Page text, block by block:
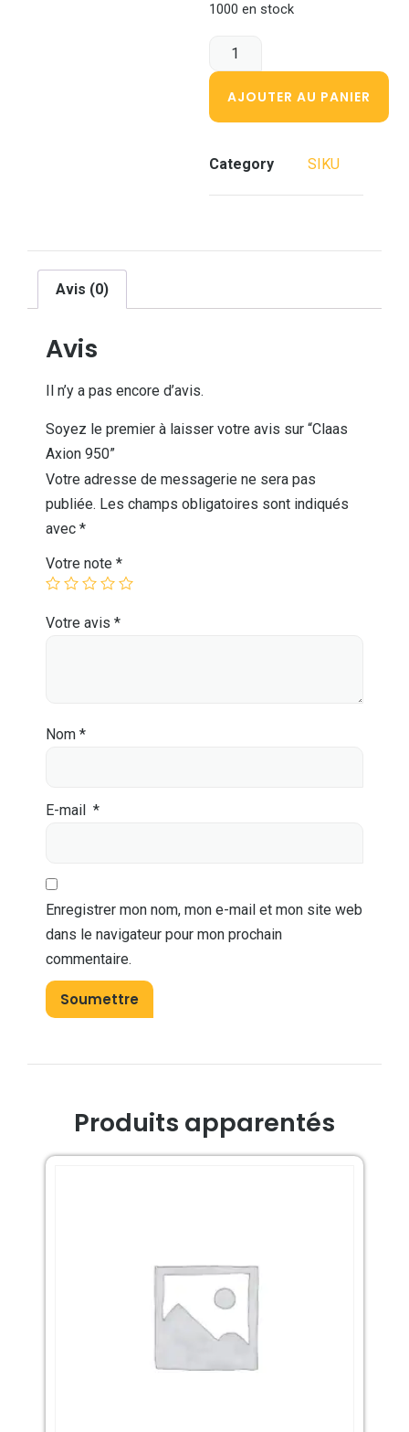
1000 en stock
AJOUTER AU PANIER
Category SIKU
Avis (0)
Avis
Il n’y a pas encore d’avis.
Soyez le premier à laisser votre avis sur “Claas
Axion 950”
Votre adresse de messagerie ne sera pas
publiée. Les champs obligatoires sont indiqués
avec *
Votre note *
Votre avis *
Nom *
E-mail *
Enregistrer mon nom, mon e-mail et mon site web
dans le navigateur pour mon prochain
commentaire.
Produits apparentés